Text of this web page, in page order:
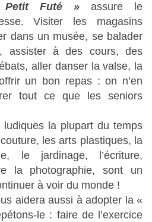
Petit Futé » assure le
Visiter les magasins
dans un musée, se balader
assister à des cours, des
aller danser la valse, la
un bon repas : on n’en
tout ce que les seniors
la plupart du temps
les arts plastiques, la
le jardinage, l’écriture,
la photographie, sont un
à voir du monde !
aidera aussi à adopter la «
le : faire de l’exercice